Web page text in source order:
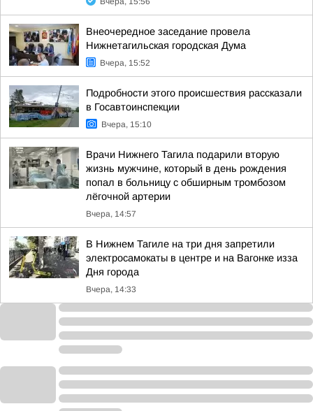
Внеочередное заседание провела
Нижнетагильская городская Дума
Вчера, 15:52
Подробности этого происшествия рассказали
в Госавтоинспекции
Вчера, 15:10
Врачи Нижнего Тагила подарили вторую
жизнь мужчине, который в день рождения
попал в больницу с обширным тромбозом
лёгочной артерии
Вчера, 14:57
В Нижнем Тагиле на три дня запретили
электросамокаты в центре и на Вагонке изза
Дня города
Вчера, 14:33